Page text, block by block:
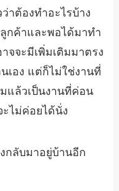
าต้องทำอะไรบ้าง
กค้าและพอได้มาทำ
จจะมีเพิ่มเติมมาตรง
เอง แต่ก็ไม่ใช่งานที่
แล้วเป็นงานที่ค่อน
ไม่ค่อยได้นั่ง
กลับมาอยู่บ้านอีก